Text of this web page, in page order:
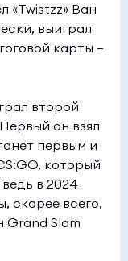
«Twistzz» Ван
выиграл
карты —
второй
он взял
первым и
который
в 2024
скорее всего,
Grand Slam